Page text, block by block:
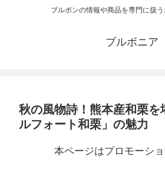
ブルボンの情報や商品を専門に扱
ブルボニア
秋の風物詩！熊本産和栗を
ルフォート和栗」の魅力
本ページはプロモーシ